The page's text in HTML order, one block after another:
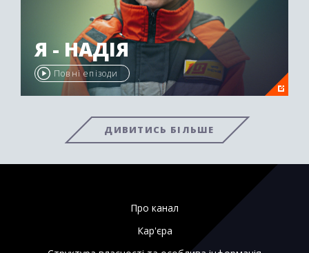
Я - НАДІЯ
Повні епізоди
ДИВИТИСЬ БІЛЬШЕ
Про канал
Кар'єра